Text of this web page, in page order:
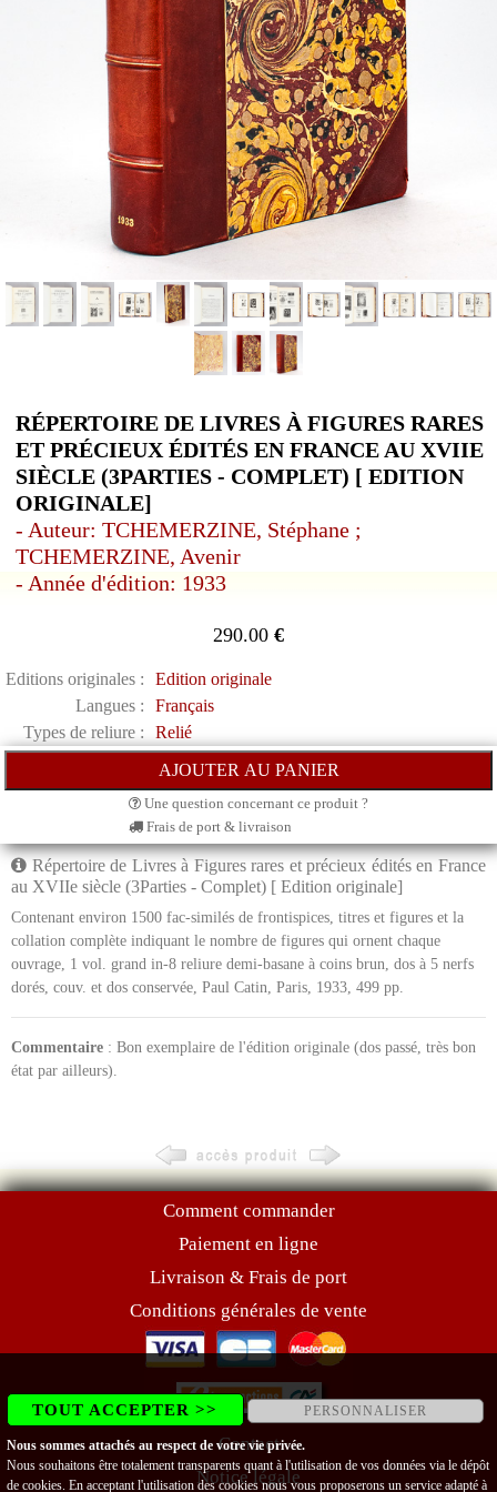
RÉPERTOIRE DE LIVRES À FIGURES RARES
ET PRÉCIEUX ÉDITÉS EN FRANCE AU XVIIE
SIÈCLE (3PARTIES - COMPLET) [ EDITION
ORIGINALE]
- Auteur: TCHEMERZINE, Stéphane ;
TCHEMERZINE, Avenir
- Année d'édition: 1933
290.00 €
Editions originales :
Edition originale
Langues :
Français
Types de reliure :
Relié
Une question concernant ce produit ?
Frais de port & livraison
Répertoire de Livres à Figures rares et précieux édités en France
au XVIIe siècle (3Parties - Complet) [ Edition originale]
Contenant environ 1500 fac-similés de frontispices, titres et figures et la
collation complète indiquant le nombre de figures qui ornent chaque
ouvrage, 1 vol. grand in-8 reliure demi-basane à coins brun, dos à 5 nerfs
dorés, couv. et dos conservée, Paul Catin, Paris, 1933, 499 pp.
Commentaire : Bon exemplaire de l'édition originale (dos passé, très bon
état par ailleurs).
Comment commander
Paiement en ligne
Livraison & Frais de port
Conditions générales de vente
Contact
Notice légale
TOUT ACCEPTER >> PERSONNALISER
Nous sommes attachés au respect de votre vie privée.
Nous souhaitons être totalement transparents quant à l'utilisation de vos données via le dépôt
de cookies. En acceptant l'utilisation des cookies nous vous proposerons un service adapté à